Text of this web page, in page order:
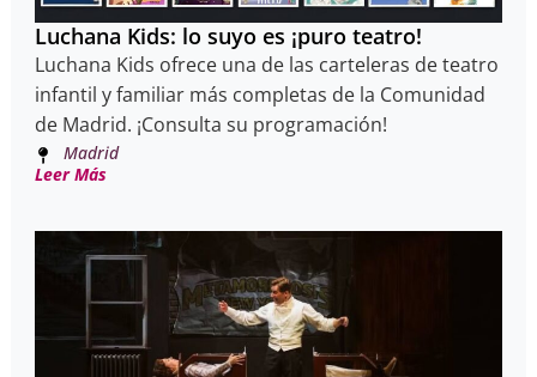
Luchana Kids: lo suyo es ¡puro teatro!
Luchana Kids ofrece una de las carteleras de teatro
infantil y familiar más completas de la Comunidad
de Madrid. ¡Consulta su programación!
Madrid
Leer Más